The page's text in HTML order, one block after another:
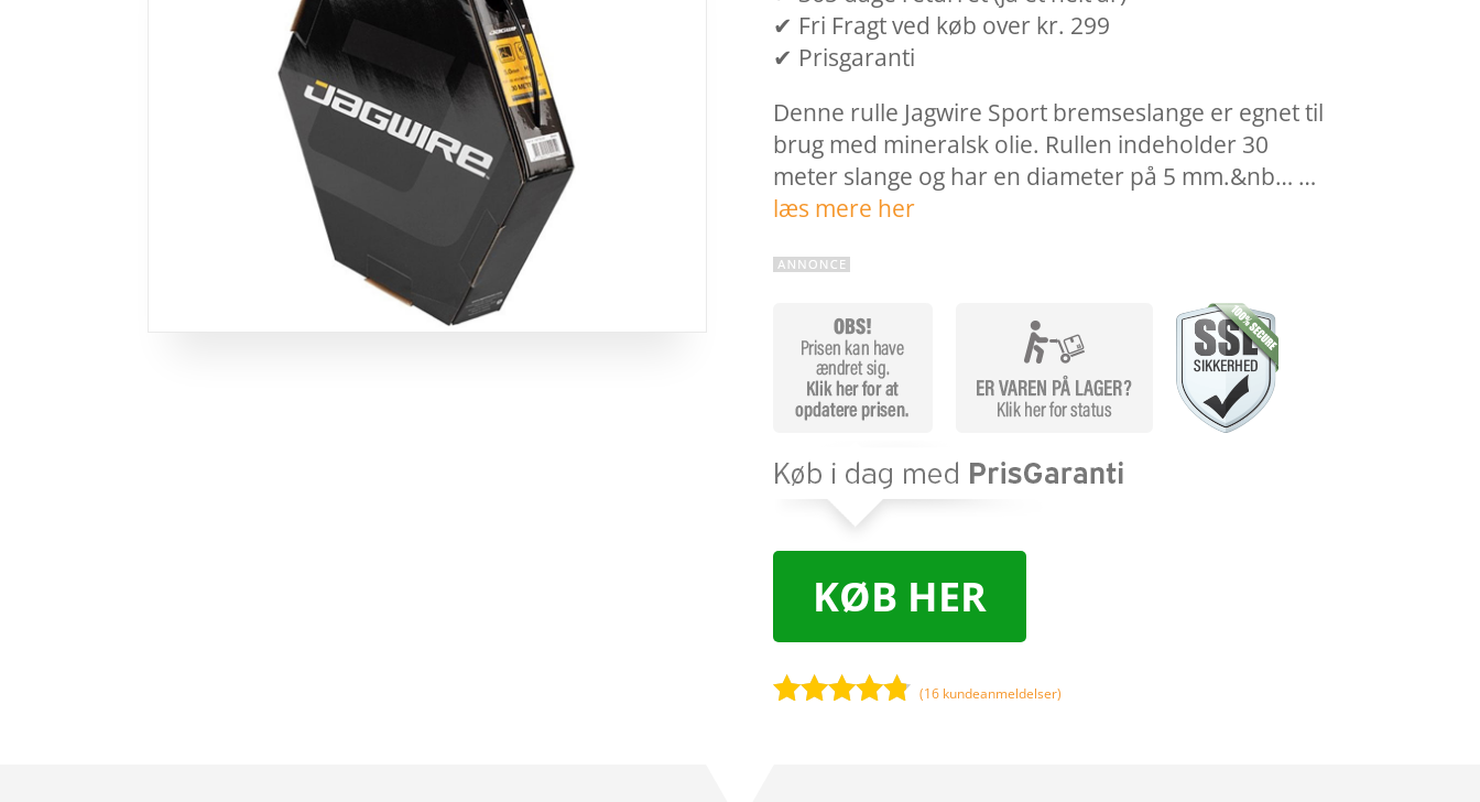
✔ Fri Fragt ved køb over kr. 299
✔ Prisgaranti
Denne rulle Jagwire Sport bremseslange er egnet til
brug med mineralsk olie. Rullen indeholder 30
meter slange og har en diameter på 5 mm.&nb… …
læs mere her
KØB HER
(16 kundeanmeldelser)